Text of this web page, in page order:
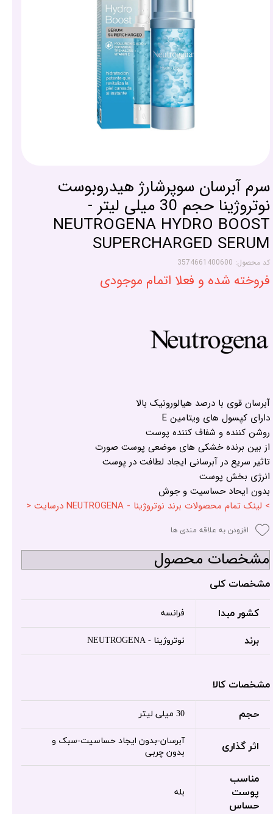
سرم آبرسان سوپرشارژ هیدروبوست
نوتروژینا حجم 30 میلی لیتر -
NEUTROGENA HYDRO BOOST
SUPERCHARGED SERUM
کد محصول: 3574661400600
فروخته شده و فعلا اتمام موجودی
آبرسان قوی با درصد هیالورونیک بالا
دارای کپسول های ویتامین E
روشن کننده و شفاف کننده پوست
از بین برنده خشکی های موضعی پوست صورت
تاثیر سریع در آبرسانی ایجاد لطافت در پوست
انرژی بخش پوست
بدون ایحاد حساسیت و جوش
> لینک تمام محصولات برند نوتروژینا - NEUTROGENA درسایت <
افزودن به علاقه مندی ها
مشخصات محصول
مشخصات کلی
کشور مبدا فرانسه
برند نوتروژینا - NEUTROGENA
مشخصات کالا
حجم 30 میلی لیتر
اثر گذاری
آبرسان-بدون ایجاد حساسیت-سبک و
بدون چربی
مناسب
پوست
حساس
بله